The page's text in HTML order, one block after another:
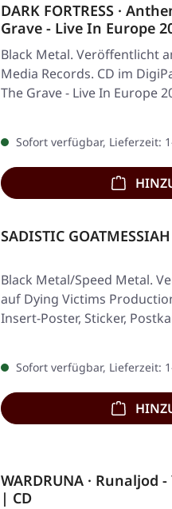
DARK FORTRESS ·
Grave - Live In Europe
Black Metal. Veröffentlicht
Media Records. CD im
The Grave - Live In Europe
Sofort verfügbar, Lieferzeit:
SADISTIC
Black Metal/Speed Metal.
auf Dying Victims
Insert-Poster, Sticker,
Sofort verfügbar, Lieferzeit:
WARDRUNA · Runaljod
| CD